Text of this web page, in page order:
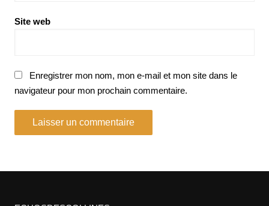
Site web
Enregistrer mon nom, mon e-mail et mon site dans le
navigateur pour mon prochain commentaire.